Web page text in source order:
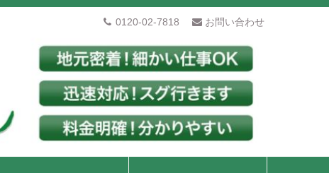
0120-02-7818 お問い合わせ